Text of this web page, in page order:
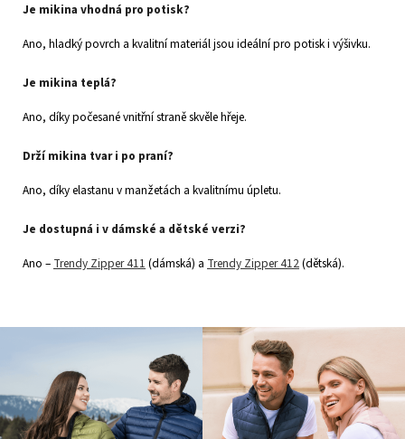
Je mikina vhodná pro potisk?
Ano, hladký povrch a kvalitní materiál jsou ideální pro potisk i výšivku.
Je mikina teplá?
Ano, díky počesané vnitřní straně skvěle hřeje.
Drží mikina tvar i po praní?
Ano, díky elastanu v manžetách a kvalitnímu úpletu.
Je dostupná i v dámské a dětské verzi?
Ano – Trendy Zipper 411 (dámská) a Trendy Zipper 412(dětská).